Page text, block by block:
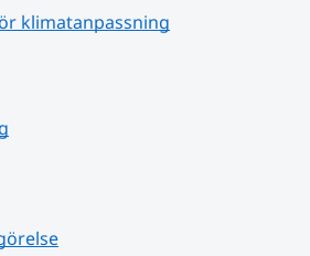
klimatanpassning